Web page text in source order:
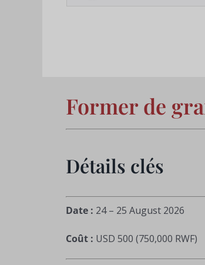
Former de
Détails clés
Date : 24 – 25 August 2026
Coût : USD 500 (750,000 RWF)